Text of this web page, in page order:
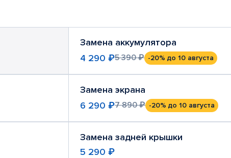
Замена аккумулятора
4 290 ₽5 390 ₽ -20% до 10 августа
Замена экрана
6 290 ₽7 890 ₽ -20% до 10 августа
Замена задней крышки
5 290 ₽